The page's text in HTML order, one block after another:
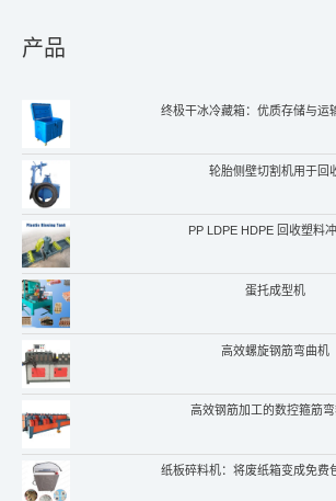
产品
终极干冰冷藏箱：优质存储与运
轮胎侧壁切割机用于回
PP LDPE HDPE 回收塑料
蛋托成型机
高效螺旋钢筋弯曲机
高效钢筋加工的数控箍筋
纸板碎料机：将废纸箱变成免费